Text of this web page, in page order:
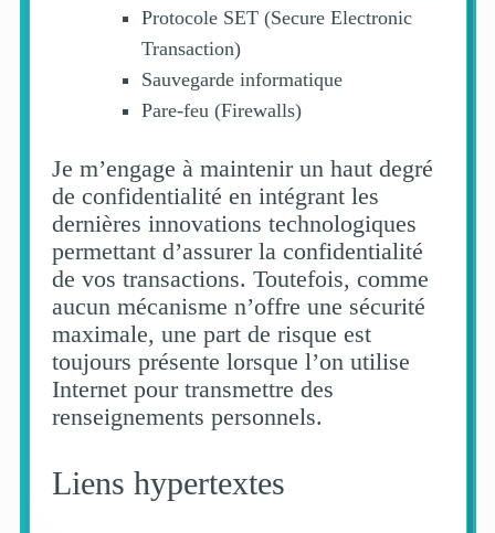
Protocole SET (Secure Electronic
Transaction)
Sauvegarde informatique
Pare-feu (Firewalls)
Je m’engage à maintenir un haut degré
de confidentialité en intégrant les
dernières innovations technologiques
permettant d’assurer la confidentialité
de vos transactions. Toutefois, comme
aucun mécanisme n’offre une sécurité
maximale, une part de risque est
toujours présente lorsque l’on utilise
Internet pour transmettre des
renseignements personnels.
Liens hypertextes